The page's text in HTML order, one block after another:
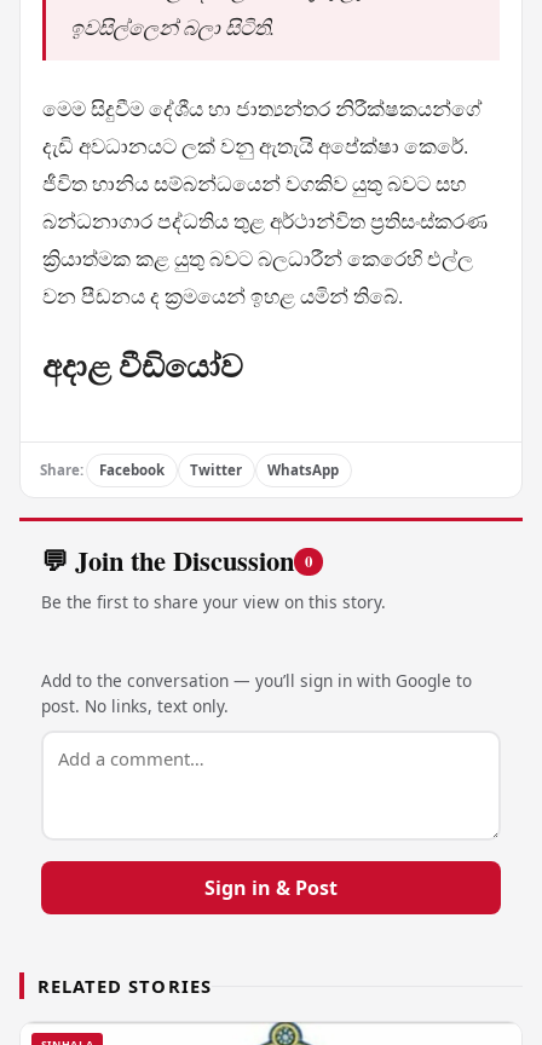
ඉවසිල්ලෙන් බලා සිටිති.
මෙම සිදුවීම දේශීය හා ජාත්‍යන්තර නිරීක්ෂකයන්ගේ
දැඩි අවධානයට ලක් වනු ඇතැයි අපේක්ෂා කෙරේ.
ජීවිත හානිය සම්බන්ධයෙන් වගකිව යුතු බවට සහ
බන්ධනාගාර පද්ධතිය තුළ අර්ථාන්විත ප්‍රතිසංස්කරණ
ක්‍රියාත්මක කළ යුතු බවට බලධාරීන් කෙරෙහි එල්ල
වන පීඩනය ද ක්‍රමයෙන් ඉහළ යමින් තිබේ.
අදාළ වීඩියෝව
Share: Facebook Twitter WhatsApp
💬 Join the Discussion 0
Be the first to share your view on this story.
Add to the conversation — you’ll sign in with Google to
post. No links, text only.
Sign in & Post
RELATED STORIES